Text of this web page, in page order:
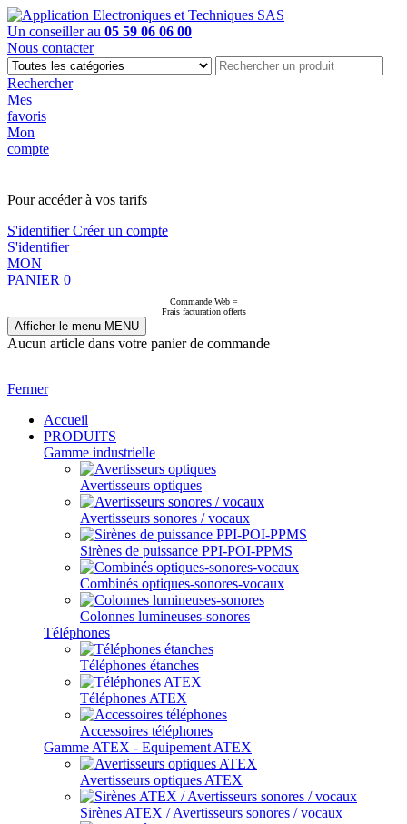
Un conseiller au 05 59 06 06 00
Nous contacter
Rechercher
Mes
favoris
Mon
compte
Pour accéder à vos tarifs
S'identifierCréer un compte
S'identifier
MON
PANIER 0
Commande Web =
Frais facturation offerts
Afficher le menu MENU
Aucun article dans votre panier de commande
Fermer
Accueil
PRODUITS
Gamme industrielle
Avertisseurs optiques
Avertisseurs sonores / vocaux
Sirènes de puissance PPI-POI-PPMS
Combinés optiques-sonores-vocaux
Colonnes lumineuses-sonores
Téléphones
Téléphones étanches
Téléphones ATEX
Accessoires téléphones
Gamme ATEX - Equipement ATEX
Avertisseurs optiques ATEX
Sirènes ATEX / Avertisseurs sonores / vocaux